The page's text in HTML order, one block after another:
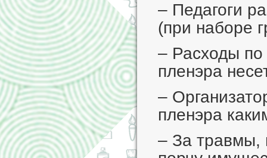
– Педагоги
(при наборе
– Расходы по
пленэра
–
пленэра
– За травмы,